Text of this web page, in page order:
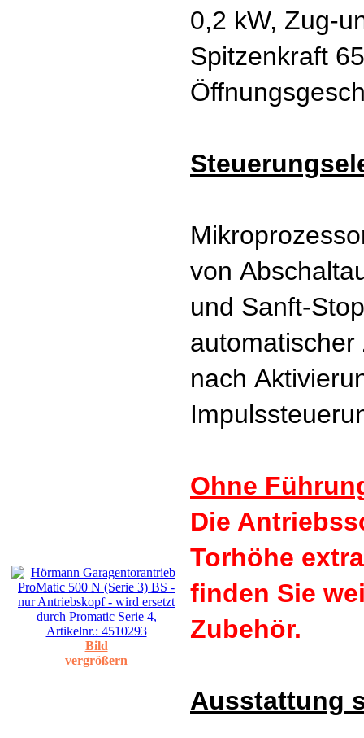
Bild
vergrößern
0,2 kW, Zug-
Spitzenkraft
von
und Sanft-
automatischer
nach
Ohne
Die
Torhöhe
finden Sie
Zubehör.
Ausstattung